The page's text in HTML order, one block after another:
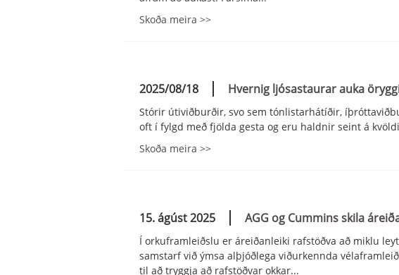
Skoða meira >>
2025/08/18 Hvernig ljósastaurar auka
Stórir útiviðburðir, svo sem tónlistarhátíðir,
oft í fylgd með fjölda gesta og eru haldnir seint á
Skoða meira >>
15. ágúst 2025 AGG og Cummins skila
Í orkuframleiðslu er áreiðanleiki rafstöðva að miklu
samstarf við ýmsa alþjóðlega viðurkennda
til að tryggja að rafstöðvar okkar...